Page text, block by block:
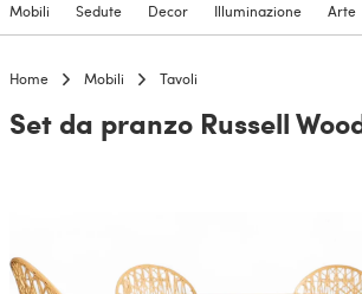
Mobili Sedute Decor Illuminazione Arte
Home Mobili Tavoli
Set da pranzo Russell